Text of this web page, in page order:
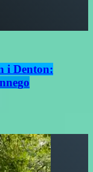
i Denton: